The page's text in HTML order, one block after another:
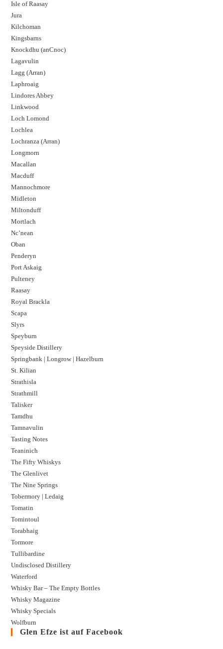
Isle of Raasay
Jura
Kilchoman
Kingsbarns
Knockdhu (anCnoc)
Lagavulin
Lagg (Arran)
Laphroaig
Lindores Abbey
Linkwood
Loch Lomond
Lochlea
Lochranza (Arran)
Longmorn
Macallan
Macduff
Mannochmore
Midleton
Miltonduff
Mortlach
Nc’nean
Oban
Penderyn
Port Askaig
Pulteney
Raasay
Royal Brackla
Scapa
Slyrs
Speyburn
Speyside Distillery
Springbank | Longrow | Hazelburn
St. Kilian
Strathisla
Strathmill
Talisker
Tamdhu
Tamnavulin
Tasting Notes
Teaninich
The Fifty Whiskys
The Glenlivet
The Nine Springs
Tobermory | Ledaig
Tomatin
Tomintoul
Torabhaig
Tormore
Tullibardine
Undisclosed Distillery
Waterford
Whisky Bar – The Empty Bottles
Whisky Magazine
Whisky Specials
Wolfburn
Glen Efze ist auf Facebook